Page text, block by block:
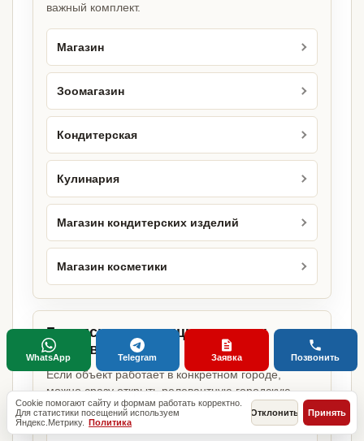
важный комплект.
Магазин
Зоомагазин
Кондитерская
Кулинария
Магазин кондитерских изделий
Магазин косметики
Городские страницы по этому
направлению
Если объект работает в конкретном городе,
можно сразу открыть релевантную городскую
страницу.
Cookie помогают сайту и формам работать корректно.
Для статистики посещений используем
Яндекс.Метрику. Политика
Отклонить Принять
WhatsApp Telegram Заявка Позвонить